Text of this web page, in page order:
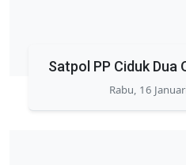
Satpol PP Ciduk Dua
Rabu, 16